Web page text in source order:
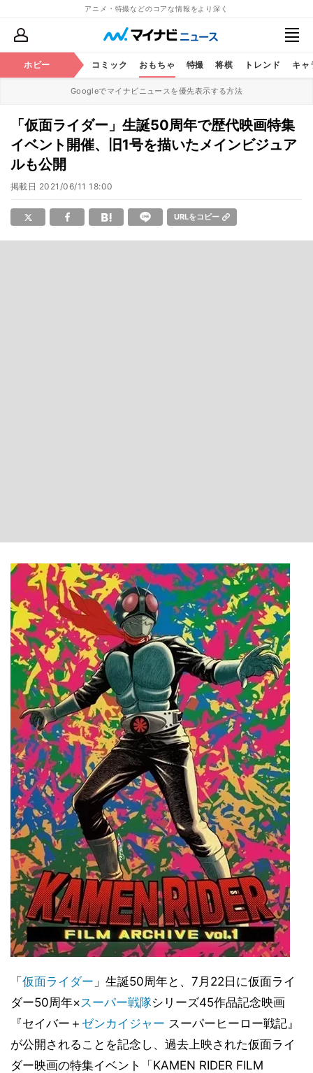
アニメ・特撮などのコアな情報をより深く
ホビー
アニメ コミック おもちゃ 特撮 将棋 トレンド キャ
Googleでマイナビニュースを優先表示する方法
「仮面ライダー」生誕50周年で歴代映画特集
イベント開催、旧1号を描いたメインビジュア
ルも公開
掲載日 2021/06/11 18:00
URLをコピー
「 仮面ライダー 」生誕50周年と、7月22日に仮面ライ
ダー50周年×スーパー戦隊シリーズ45作品記念映画
『セイバー＋ ゼンカイジャー スーパーヒーロー戦記』
が公開されることを記念し、過去上映された仮面ライ
ダー映画の特集イベント「KAMEN RIDER FILM